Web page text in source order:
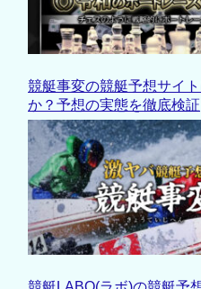
競艇事変の競艇予想サイ
か？予想の実態を徹底検証